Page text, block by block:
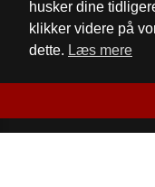
husker dine
klikker videre på
dette. Læs mere
Fødevarestyrelsens